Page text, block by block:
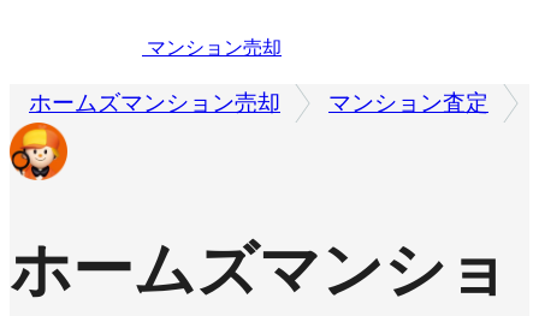
マンション売却
ホームズマンション売却 マンション査定
ホームズマンショ